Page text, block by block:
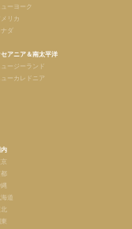
ューヨーク
メリカ
ナダ
アニア＆南太平洋
ュージーランド
ューカレドニア
内
京
都
道
北
東